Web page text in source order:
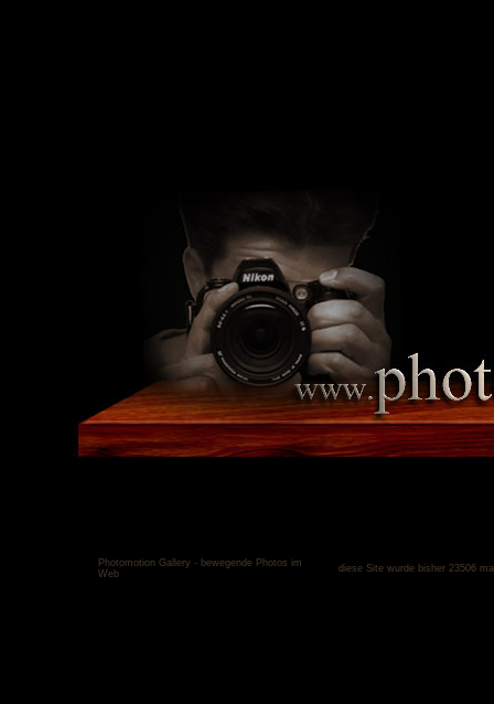
Photomotion Gallery - bewegende Photos im
Web
diese Site wurde bisher 23506